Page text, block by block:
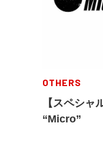
OTHERS
【スペシャ
“Micro”